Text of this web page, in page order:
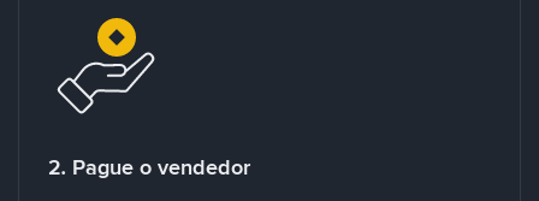
2. Pague o vendedor